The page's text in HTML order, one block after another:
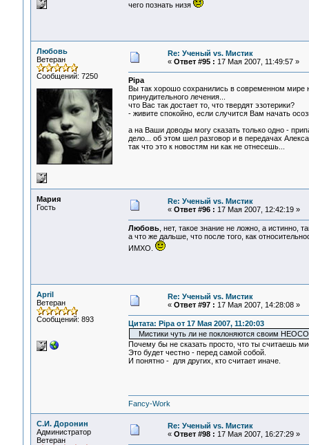
чего познать низя
Любовь
Ветеран
Сообщений: 7250
Re: Ученый vs. Мистик
« Ответ #95 : 17 Мая 2007, 11:49:57 »
Pipa
Вы так хорошо сохранились в современном мире
принудительного лечения...
что Вас так достает то, что твердят эзотерики?
- живите спокойно, если случится Вам начать
а на Ваши доводы могу сказать только одно -
дело... об этом шел разговор и в передачах
так что это к новостям ни как не отнесешь...
Мария
Гость
Re: Ученый vs. Мистик
« Ответ #96 : 17 Мая 2007, 12:42:19 »
Любовь, нет, такое знание не ложно, а истинно,
а что же дальше, что после того, как
ИМХО.
April
Ветеран
Сообщений: 893
Re: Ученый vs. Мистик
« Ответ #97 : 17 Мая 2007, 14:28:08 »
Цитата: Pipa от 17 Мая 2007, 11:20:03
Мистики чуть ли не поклоняются своим
Почему бы не сказать просто, что ты считаешь
Это будет честно - перед самой собой.
И понятно - для других, кто считает иначе.
Fancy-Work
С.И. Доронин
Администратор
Ветеран
Re: Ученый vs. Мистик
« Ответ #98 : 17 Мая 2007, 16:27:29 »